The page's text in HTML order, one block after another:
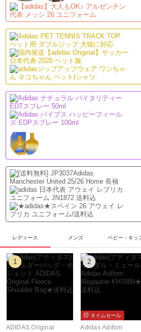
レディース メンズ ベビー・キッ
1
ADIDAS Original
2
タイムセール
Adidas Adifom